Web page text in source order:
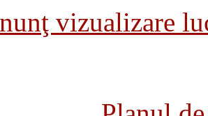
vizualizare